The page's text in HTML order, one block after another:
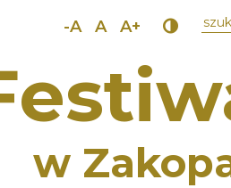
-A A A+ wpisz
w